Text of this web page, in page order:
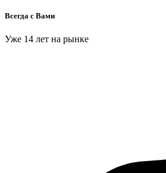
Всегда с Вами
Уже 14 лет на рынке